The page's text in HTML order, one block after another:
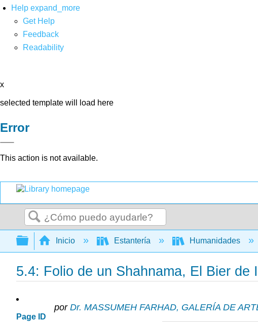
Help expand_more
Get Help
Feedback
Readability
x
selected template will load here
Error
This action is not available.
Buscar
Expandir/contraer jerarquía global
Inicio Estantería Humanidades
5.4: Folio de un Shahnama, El Bier de
Page ID
por Dr. MASSUMEH FARHAD, GALERÍA DE